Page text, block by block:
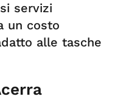
servizi
un costo
alle tasche